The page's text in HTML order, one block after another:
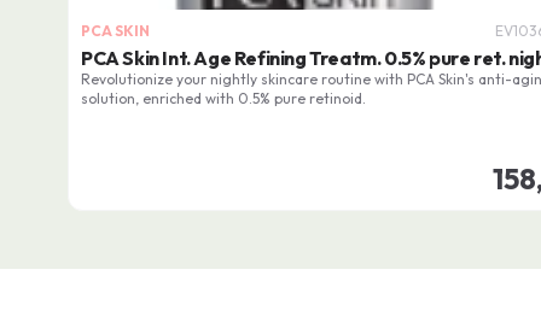
PCA SKIN
PCA Skin Int. Age Refining Treatm. 0.5% pure ret.
Revolutionize your nightly skincare routine with PCA Skin's anti-
solution, enriched with 0.5% pure retinoid.